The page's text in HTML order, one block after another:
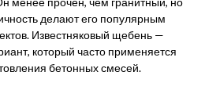
делают его популярным
Известняковый щебень —
который часто применяется
бетонных смесей.